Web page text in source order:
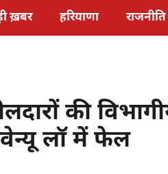
ख़बर हरियाणा राजनीति
की
लॉ में फेल